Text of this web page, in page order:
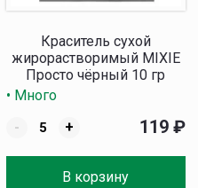
Краситель сухой
жирорастворимый MIXIE
Просто чёрный 10 гр
• Много
-
+
В корзину
119 ₽